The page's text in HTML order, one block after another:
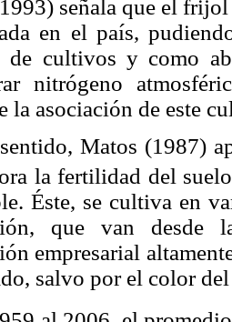
señala que el
en el país,
de cultivos y como
nitrógeno
la asociación de este
Matos (1987)
la fertilidad del
Éste, se cultiva en
que van desde
empresarial
salvo por el color